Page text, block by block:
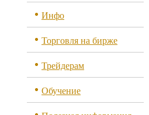
Инфо
Торговля на бирже
Трейдерам
Обучение